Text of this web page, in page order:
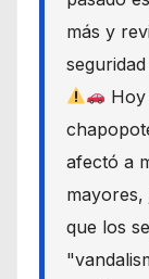
más y
afectó a
que los